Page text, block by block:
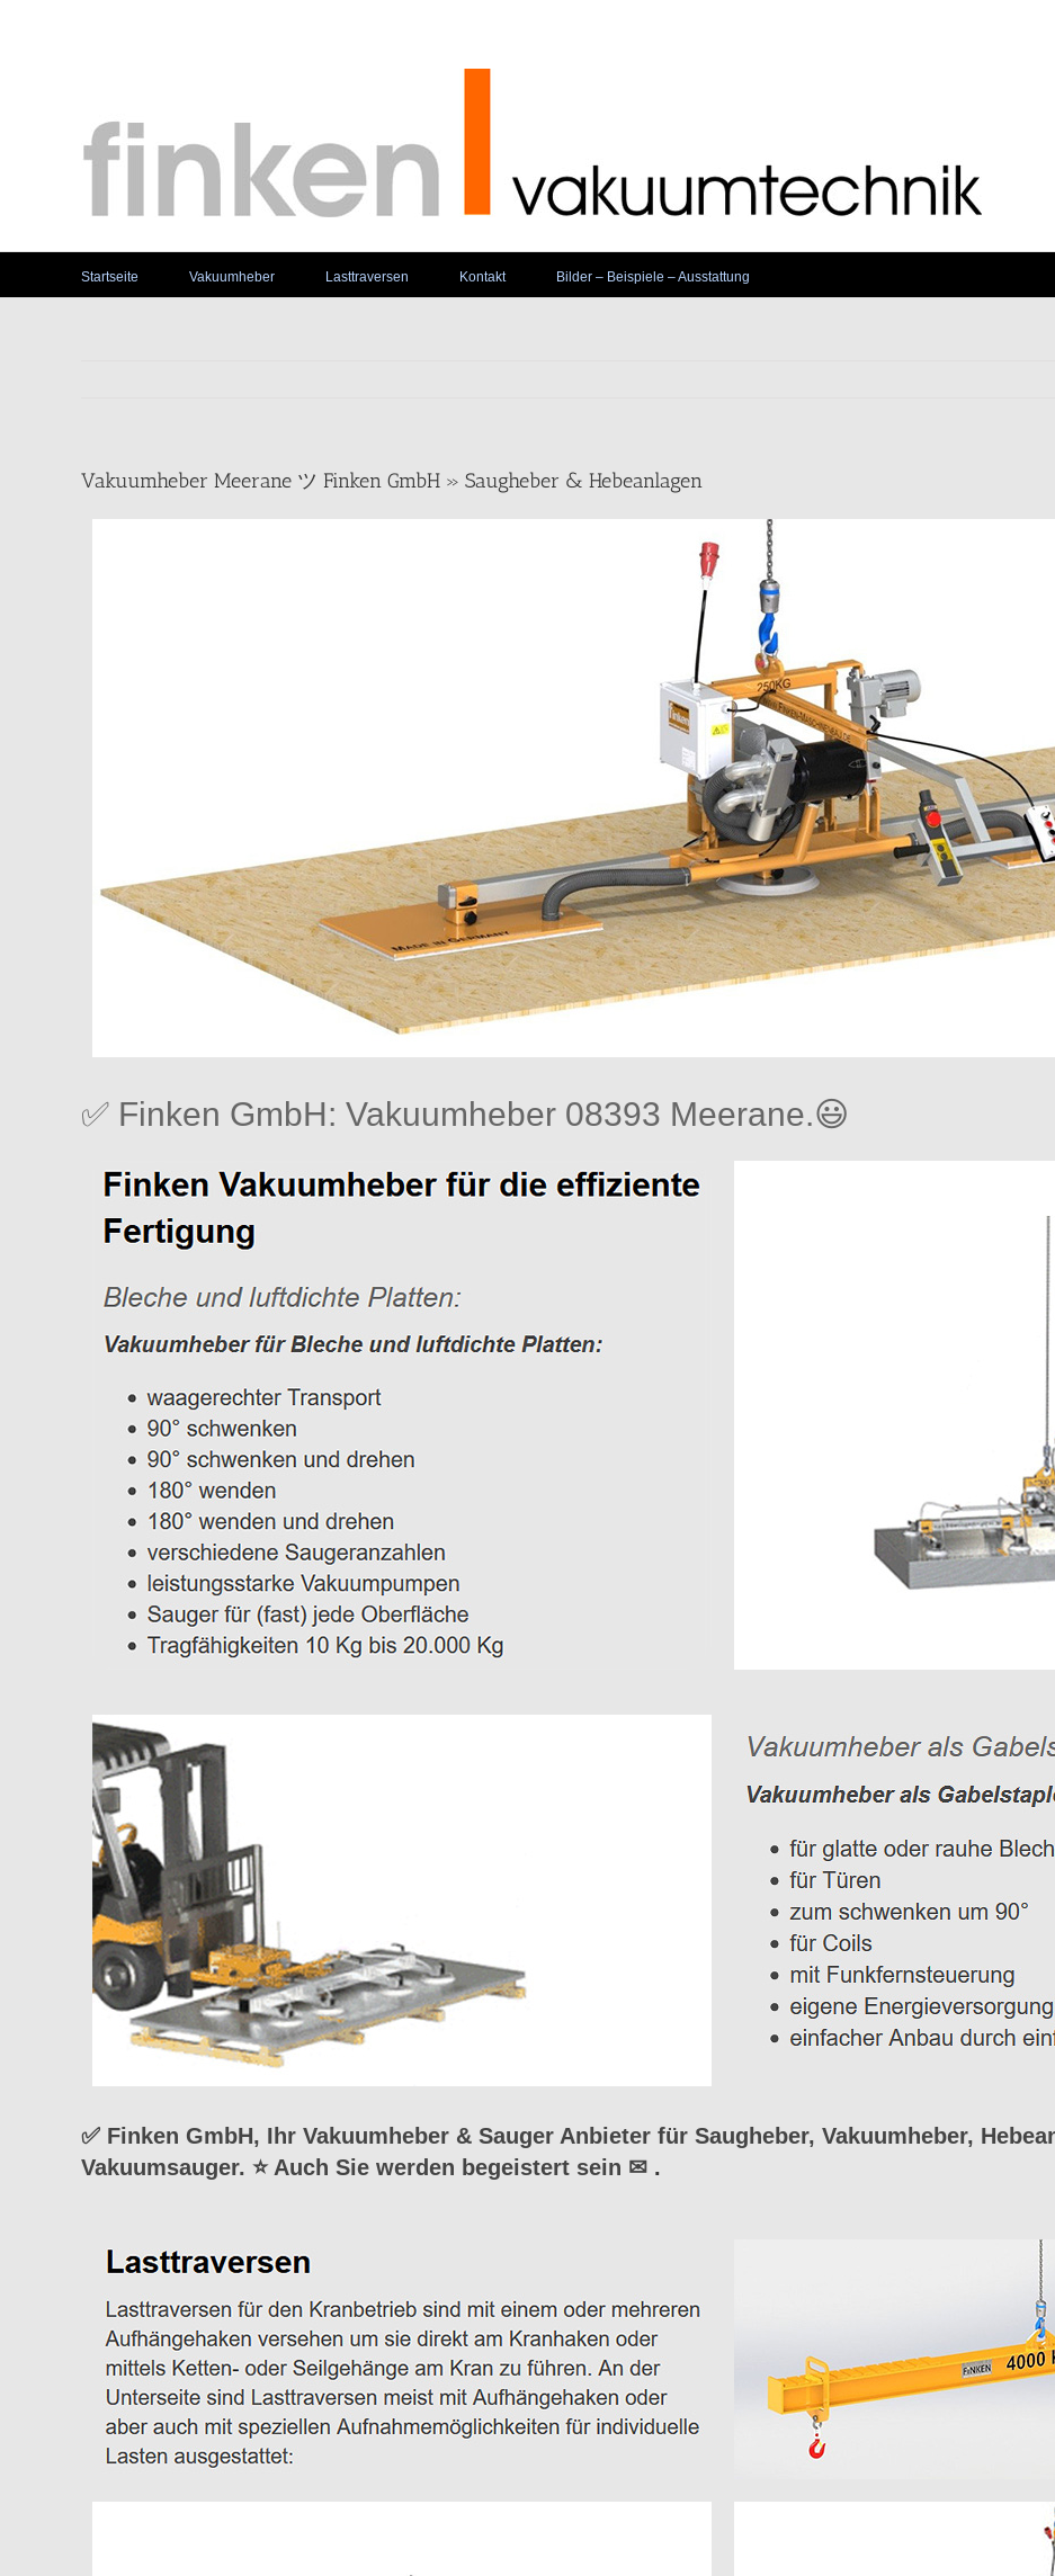
Startseite Vakuumheber Lasttraversen Kontakt Bilder – Beispiele – Ausstattung
Vakuumheber Meerane ツ Finken GmbH » Saugheber & Hebeanlagen
✅ Finken GmbH: Vakuumheber 08393 Meerane.😃
✅ Finken GmbH, Ihr Vakuumheber & Sauger Anbieter für Saugheber, Vakuumheber,
Vakuumsauger. ⭐ Auch Sie werden begeistert sein ✉ .